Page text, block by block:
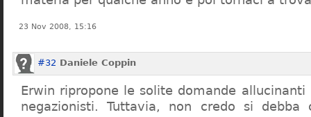
23 Nov 2008, 15:16
#32 Daniele Coppin
Erwin ripropone le solite domande
negazionisti. Tuttavia, non credo si debba